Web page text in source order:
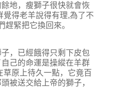
地，瘦獅子很快就會恢
覺得老羊說得有理,為了不
趕緊把它換回來。
，已經餓得只剩下皮包
己的命運是操縱在羊群
原上待久一點，它竟百
被送交給上帝的獅子，